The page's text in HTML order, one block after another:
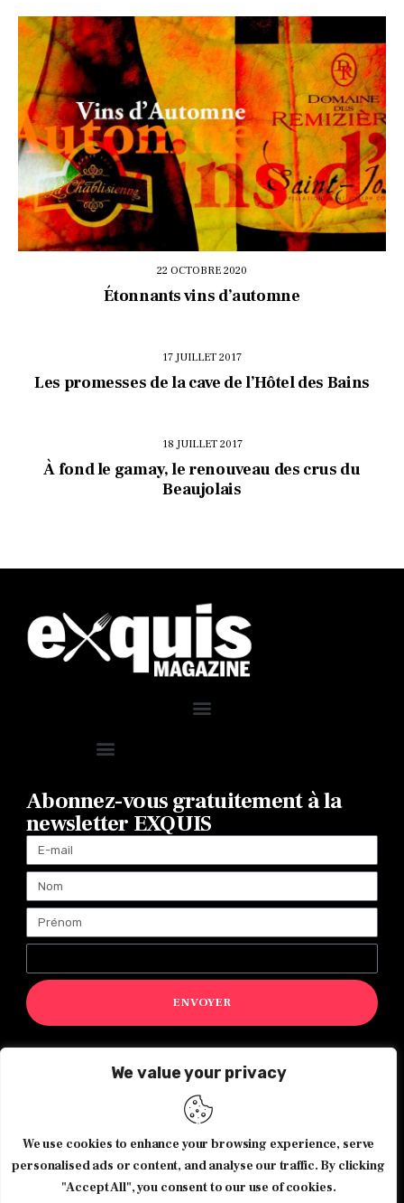
We value your privacy
We use cookies to enhance your browsing experience, serve
personalised ads or content, and analyse our traffic. By clicking
"Accept All", you consent to our use of cookies.
22 OCTOBRE 2020
Étonnants vins d’automne
17 JUILLET 2017
Les promesses de la cave de l’Hôtel des Bains
18 JUILLET 2017
À fond le gamay, le renouveau des crus du
Beaujolais
Abonnez-vous gratuitement à la
newsletter EXQUIS
ENVOYER
Magazine Exquis© 2026 Tous droits réservés -Made with ♥️
byAgence de communication JOUR J